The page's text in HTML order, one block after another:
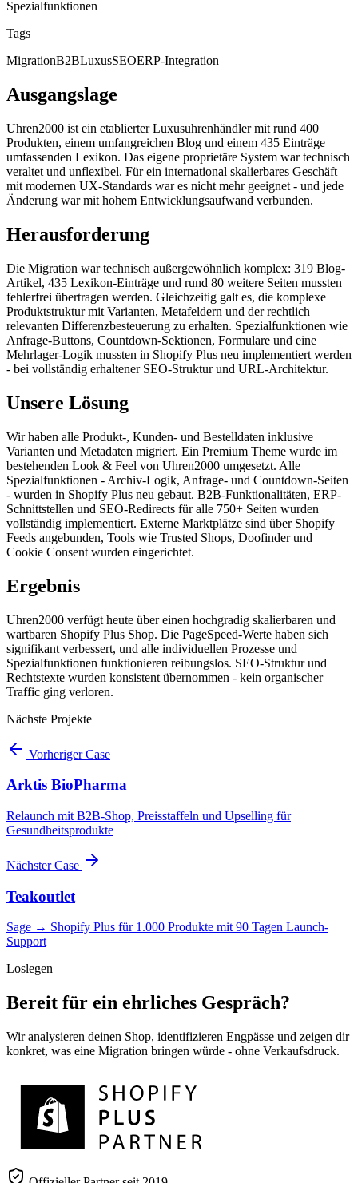
Spezialfunktionen
Tags
MigrationB2BLuxusSEOERP-Integration
Ausgangslage
Uhren2000 ist ein etablierter Luxusuhrenhändler mit rund 400
Produkten, einem umfangreichen Blog und einem 435 Einträge
umfassenden Lexikon. Das eigene proprietäre System war technisch
veraltet und unflexibel. Für ein international skalierbares Geschäft
mit modernen UX-Standards war es nicht mehr geeignet - und jede
Änderung war mit hohem Entwicklungsaufwand verbunden.
Herausforderung
Die Migration war technisch außergewöhnlich komplex: 319 Blog-
Artikel, 435 Lexikon-Einträge und rund 80 weitere Seiten mussten
fehlerfrei übertragen werden. Gleichzeitig galt es, die komplexe
Produktstruktur mit Varianten, Metafeldern und der rechtlich
relevanten Differenzbesteuerung zu erhalten. Spezialfunktionen wie
Anfrage-Buttons, Countdown-Sektionen, Formulare und eine
Mehrlager-Logik mussten in Shopify Plus neu implementiert werden
- bei vollständig erhaltener SEO-Struktur und URL-Architektur.
Unsere Lösung
Wir haben alle Produkt-, Kunden- und Bestelldaten inklusive
Varianten und Metadaten migriert. Ein Premium Theme wurde im
bestehenden Look & Feel von Uhren2000 umgesetzt. Alle
Spezialfunktionen - Archiv-Logik, Anfrage- und Countdown-Seiten
- wurden in Shopify Plus neu gebaut. B2B-Funktionalitäten, ERP-
Schnittstellen und SEO-Redirects für alle 750+ Seiten wurden
vollständig implementiert. Externe Marktplätze sind über Shopify
Feeds angebunden, Tools wie Trusted Shops, Doofinder und
Cookie Consent wurden eingerichtet.
Ergebnis
Uhren2000 verfügt heute über einen hochgradig skalierbaren und
wartbaren Shopify Plus Shop. Die PageSpeed-Werte haben sich
signifikant verbessert, und alle individuellen Prozesse und
Spezialfunktionen funktionieren reibungslos. SEO-Struktur und
Rechtstexte wurden konsistent übernommen - kein organischer
Traffic ging verloren.
Nächste Projekte
Vorheriger Case
Arktis BioPharma
Relaunch mit B2B-Shop, Preisstaffeln und Upselling für
Gesundheitsprodukte
Nächster Case
Teakoutlet
Sage → Shopify Plus für 1.000 Produkte mit 90 Tagen Launch-
Support
Loslegen
Bereit für ein ehrliches Gespräch?
Wir analysieren deinen Shop, identifizieren Engpässe und zeigen dir
konkret, was eine Migration bringen würde - ohne Verkaufsdruck.